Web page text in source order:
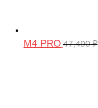
M4 PRO 47,490₽